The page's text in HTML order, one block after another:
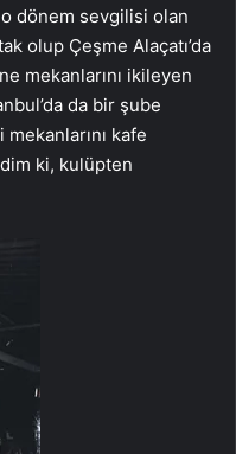
o dönem sevgilisi olan
olup Çeşme Alaçatı’da
mekanlarını ikileyen
da bir şube
mekanlarını kafe
ki, kulüpten